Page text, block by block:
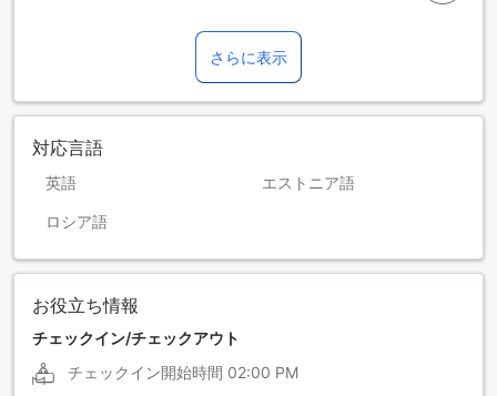
さらに表示
対応言語
英語 エストニア語
ロシア語
お役立ち情報
チェックイン/チェックアウト
チェックイン開始時間 02:00 PM